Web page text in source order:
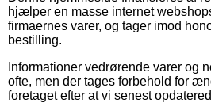
hjælper en masse internet
firmaernes varer, og tager imod
bestilling.
Informationer vedrørende varer og
ofte, men der tages forbehold for
foretaget efter at vi senest